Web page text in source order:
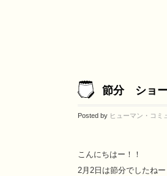
節分 ショ
Posted by ヒューマン・コミ
こんにちはー！！
2月2日は節分でしたね